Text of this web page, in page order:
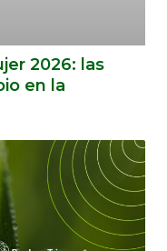
2026: las
en la